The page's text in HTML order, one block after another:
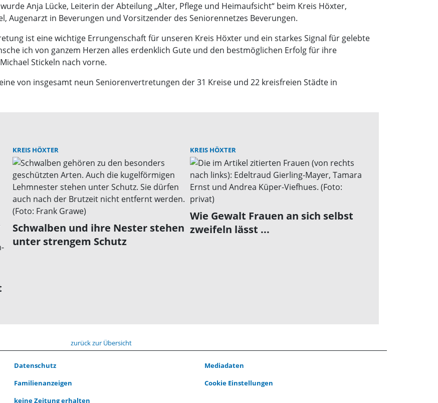
Anja Lücke, Leiterin der Abteilung „Alter, Pflege und Heimaufsicht“ beim Kreis Höxter,
Augenarzt in Beverungen und Vorsitzender des Seniorennetzes Beverungen.
ist eine wichtige Errungenschaft für unseren Kreis Höxter und ein starkes Signal für gelebte
ich von ganzem Herzen alles erdenklich Gute und den bestmöglichen Erfolg für ihre
Stickeln nach vorne.
von insgesamt neun Seniorenvertretungen der 31 Kreise und 22 kreisfreien Städte in
KREIS HÖXTER
Schwalben und ihre Nester stehen
unter strengem Schutz
KREIS HÖXTER
Wie Gewalt Frauen an sich selbst
zweifeln lässt ...
zurück zur Übersicht
Datenschutz
Mediadaten
Familienanzeigen
Cookie Einstellungen
keine Zeitung erhalten